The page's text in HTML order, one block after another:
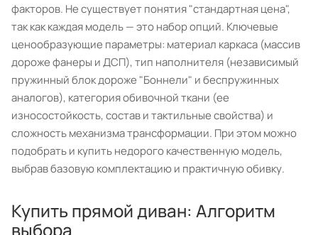
факторов. Не существует понятия "стандартная цена",
так как каждая модель — это набор опций. Ключевые
ценообразующие параметры: материал каркаса (массив
дороже фанеры и ДСП), тип наполнителя (независимый
пружинный блок дороже "Боннели" и беспружинных
аналогов), категория обивочной ткани (ее
износостойкость, состав и тактильные свойства) и
сложность механизма трансформации. При этом можно
подобрать и купить недорого качественную модель,
выбрав базовую комплектацию и практичную обивку.
Купить прямой диван: Алгоритм
выбора